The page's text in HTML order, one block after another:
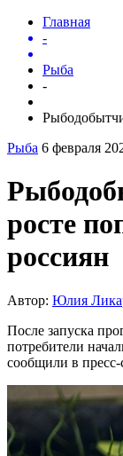
Главная
-
Рыба
-
Рыба 6 февраля
росте
россиян
Автор: Юлия
После запуска
потребители
сообщили в